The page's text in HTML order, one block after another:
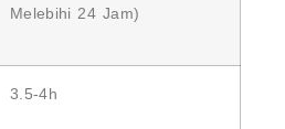
Melebihi 24 Jam)
3.5-4h